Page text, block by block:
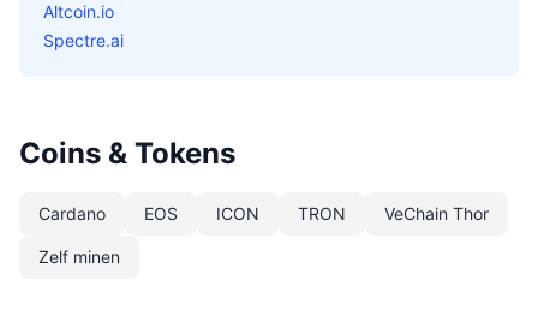
Altcoin.io
Spectre.ai
Coins & Tokens
Cardano EOS ICON TRON VeChain Thor
Zelf minen